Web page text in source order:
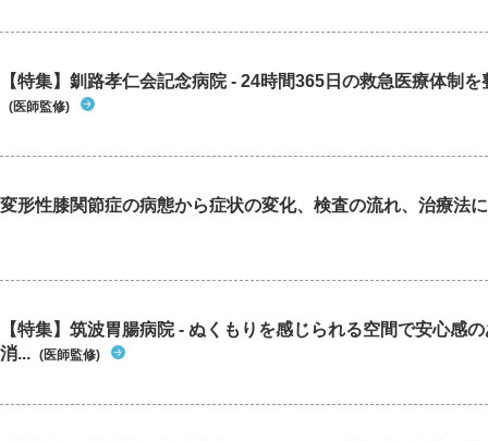
【特集】釧路孝仁会記念病院 - 24時間365日の救急医療体制
(医師監修)
変形性膝関節症の病態から症状の変化、検査の流れ、治療法
【特集】筑波胃腸病院 - ぬくもりを感じられる空間で安心感
消... (医師監修)